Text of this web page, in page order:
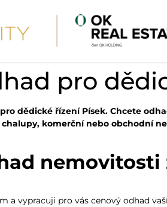
pro
dědické řízení Písek. Chcete
chalupy, komerční nebo obchodní
a vypracuji pro vás cenový odhad